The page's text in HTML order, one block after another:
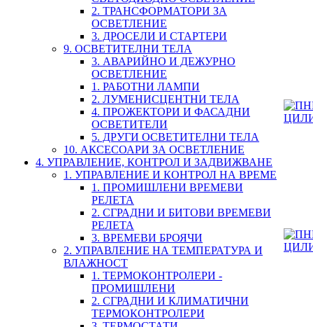
2. ТРАНСФОРМАТОРИ ЗА
ОСВЕТЛЕНИЕ
3. ДРОСЕЛИ И СТАРТЕРИ
9. ОСВЕТИТЕЛНИ ТЕЛА
3. АВАРИЙНО И ДЕЖУРНО
ОСВЕТЛЕНИЕ
1. РАБОТНИ ЛАМПИ
2. ЛУМЕНИСЦЕНТНИ ТЕЛА
4. ПРОЖЕКТОРИ И ФАСАДНИ
ОСВЕТИТЕЛИ
5. ДРУГИ ОСВЕТИТЕЛНИ ТЕЛА
10. АКСЕСОАРИ ЗА ОСВЕТЛЕНИЕ
4. УПРАВЛЕНИЕ, КОНТРОЛ И ЗАДВИЖВАНЕ
1. УПРАВЛЕНИЕ И КОНТРОЛ НА ВРЕМЕ
1. ПРОМИШЛЕНИ ВРЕМЕВИ
РЕЛЕТА
2. СГРАДНИ И БИТОВИ ВРЕМЕВИ
РЕЛЕТА
3. ВРЕМЕВИ БРОЯЧИ
2. УПРАВЛЕНИЕ НА ТЕМПЕРАТУРА И
ВЛАЖНОСТ
1. ТЕРМОКОНТРОЛЕРИ -
ПРОМИШЛЕНИ
2. СГРАДНИ И КЛИМАТИЧНИ
ТЕРМОКОНТРОЛЕРИ